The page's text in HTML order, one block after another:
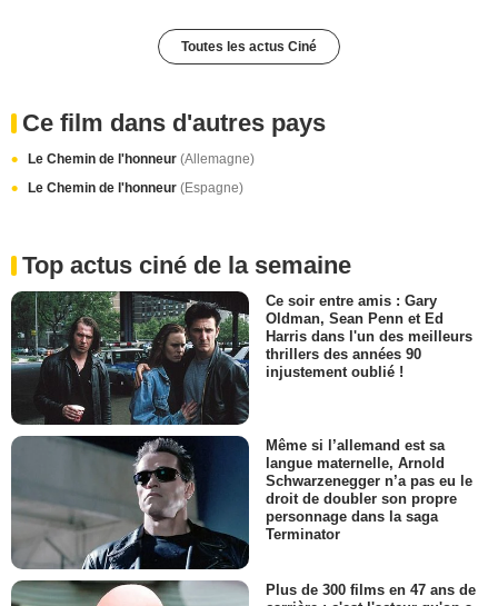
Toutes les actus Ciné
Ce film dans d'autres pays
Le Chemin de l'honneur (Allemagne)
Le Chemin de l'honneur (Espagne)
Top actus ciné de la semaine
Ce soir entre amis : Gary
Oldman, Sean Penn et Ed
Harris dans l'un des meilleurs
thrillers des années 90
injustement oublié !
Même si l’allemand est sa
langue maternelle, Arnold
Schwarzenegger n’a pas eu le
droit de doubler son propre
personnage dans la saga
Terminator
Plus de 300 films en 47 ans de